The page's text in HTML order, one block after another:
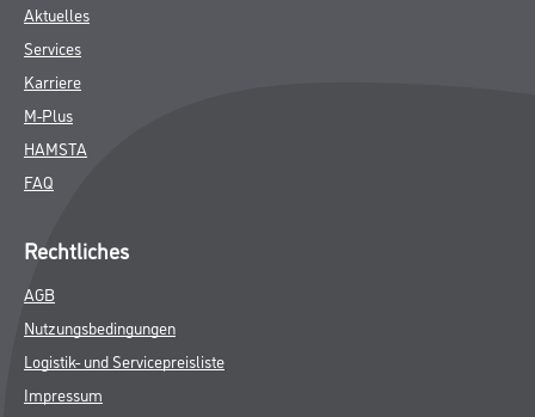
Aktuelles
Services
Karriere
M-Plus
HAMSTA
FAQ
Rechtliches
AGB
Nutzungsbedingungen
Logistik- und Servicepreisliste
Impressum